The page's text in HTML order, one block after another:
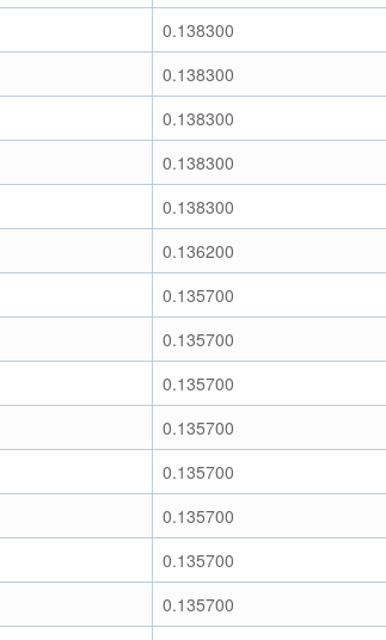
0.138300
0.138300
0.138300
0.138300
0.138300
0.136200
0.135700
0.135700
0.135700
0.135700
0.135700
0.135700
0.135700
0.135700